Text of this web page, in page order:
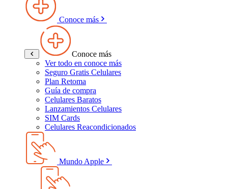
Conoce más
Conoce más
Ver todo en conoce más
Seguro Gratis Celulares
Plan Retoma
Guía de compra
Celulares Baratos
Lanzamientos Celulares
SIM Cards
Celulares Reacondicionados
Mundo Apple